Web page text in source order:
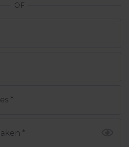
OF
*
*